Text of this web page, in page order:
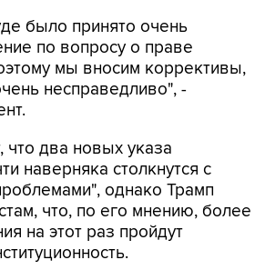
было принято очень
по вопросу о праве
мы вносим коррективы,
несправедливо", -
что два новых указа
наверняка столкнутся с
однако Трамп
что, по его мнению, более
на этот раз пройдут